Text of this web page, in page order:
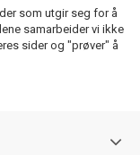
som utgir seg for å
samarbeider vi ikke
sider og "prøver" å